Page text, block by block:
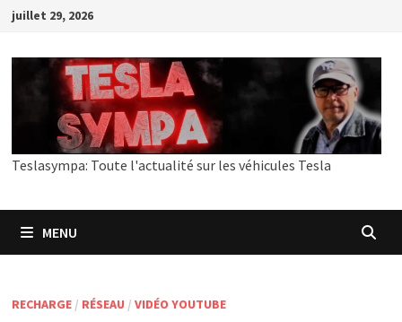
Passer
contenu
juillet 29, 2026
Teslasympa: Toute l'actualité sur les véhicules Tesla
MENU
RECHARGE/ RÉSEAU / VIDÉO YOUTUBE